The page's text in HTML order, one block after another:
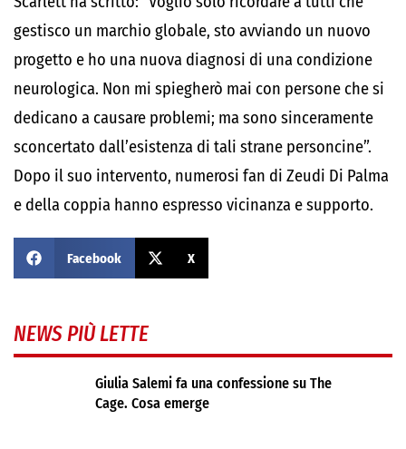
gestisco un marchio globale, sto avviando un nuovo
progetto e ho una nuova diagnosi di una condizione
neurologica. Non mi spiegherò mai con persone che si
dedicano a causare problemi; ma sono sinceramente
sconcertato dall’esistenza di tali strane personcine”.
Dopo il suo intervento, numerosi fan di Zeudi Di Palma
e della coppia hanno espresso vicinanza e supporto.
Facebook X
NEWS PIÙ LETTE
Giulia Salemi fa una confessione su The
Cage. Cosa emerge